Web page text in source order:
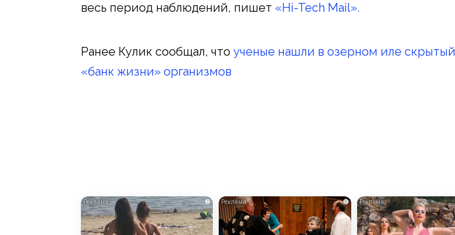
весь период наблюдений, пишет «Hi-Tech Mail».
Ранее Кулик сообщал, что ученые нашли в озерном иле скрытый
«банк жизни» организмов
i i